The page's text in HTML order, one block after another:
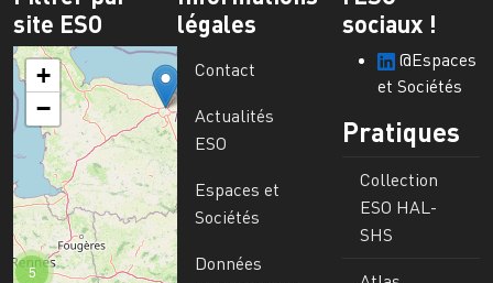
site ESO
5
+
−
légales
Contact
Actualités
ESO
Espaces et
Sociétés
Données
sociaux !
@Espaces
et Sociétés
Pratiques
Collection
ESO HAL-
SHS